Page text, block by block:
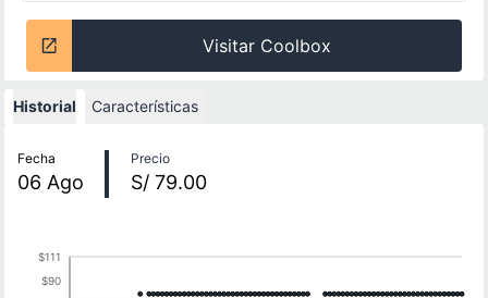
Visitar Coolbox
Historial Características
Fecha
06 Ago
Precio
S/ 79.00
$90
$111